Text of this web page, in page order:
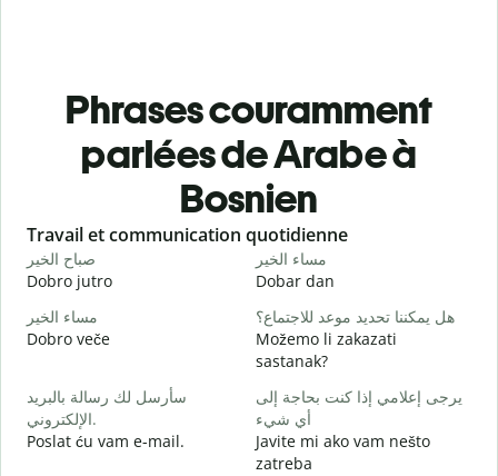
Phrases couramment
parlées de Arabe à
Bosnien
Slide 1 of 6
Travail et communication quotidienne
صباح الخير
Dobro jutro
مساء الخير
Dobar dan
مساء الخير
Dobro veče
هل يمكننا تحديد موعد للاجتماع؟
Možemo li zakazati
sastanak?
سأرسل لك رسالة بالبريد
الإلكتروني.
Poslat ću vam e-mail.
يرجى إعلامي إذا كنت بحاجة إلى
أي شيء
Javite mi ako vam nešto
zatreba